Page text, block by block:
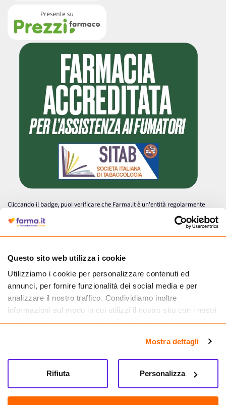
Questo sito web utilizza i cookie
Utilizziamo i cookie per personalizzare contenuti ed
annunci, per fornire funzionalità dei social media e per
analizzare il nostro traffico. Condividiamo inoltre
informazioni sul modo in cui utilizzi il nostro sito con i nostri
partner che si occupano di analisi dei dati web, pubblicità e
informazioni che hai fornito loro o che hanno raccolto dal
tuo utilizzo dei loro servizi.
Mostra dettagli
Personalizza
Rifiuta
Cliccando il badge, puoi verificare che Farma.it è un'entità regolarmente
autorizzata dal Ministero della Salute a effettuare la vendita online di
medicinali.
Farma.it S.a.s. P. IVA 07417261216 REA: NA-884088
CREDITS